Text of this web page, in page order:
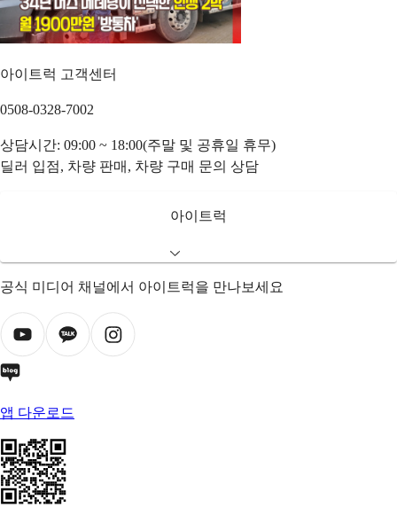
아이트럭 고객센터
0508-0328-7002
상담시간: 09:00 ~ 18:00(주말 및 공휴일 휴무)
딜러 입점, 차량 판매, 차량 구매 문의 상담
아이트럭
공식 미디어 채널에서 아이트럭을 만나보세요
앱 다운로드